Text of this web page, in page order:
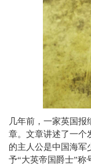
几年前，一家英国报
章。文章讲述了一个
的主人公是中国海军
予“大英帝国爵士”称